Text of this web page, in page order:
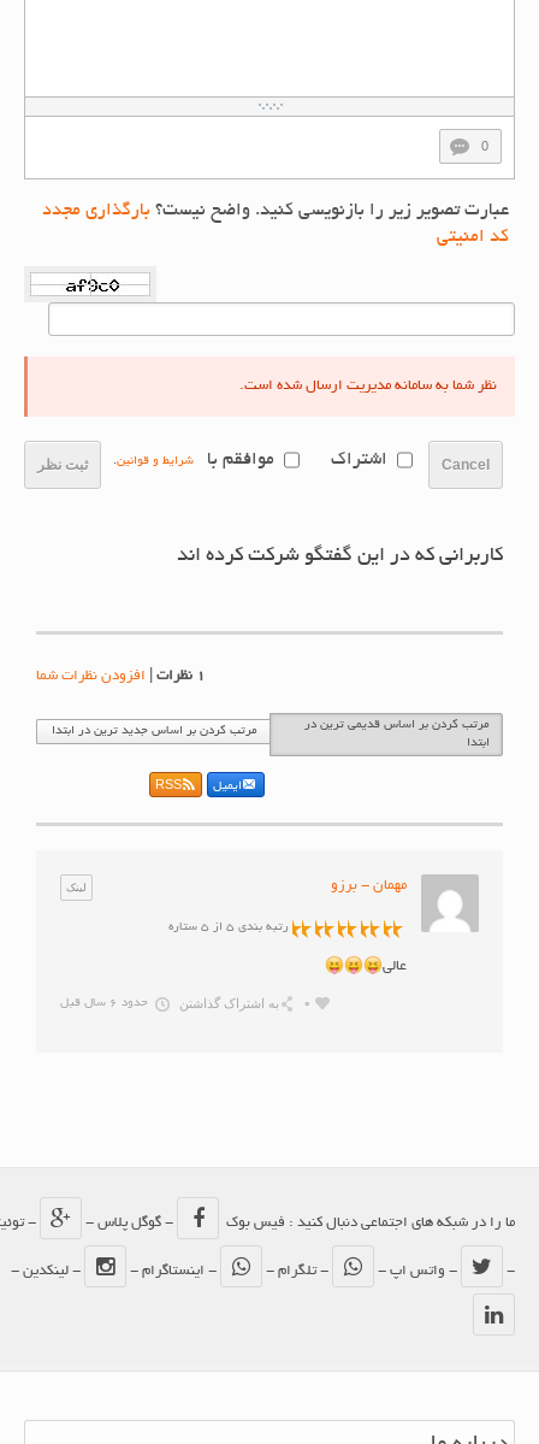
عبارت تصویر زیر را بازنویسی کنید. واضح نیست؟بارگذاری مجدد
کد امنیتی
نظر شما به سامانه مدیریت ارسال شده است.
ثبت نظر Cancel اشتراک موافقم با شرایط و قوانین.
کاربرانی که در این گفتگو شرکت کرده اند
نظرات |افزودن نظرات شما
مرتب کردن بر اساس قدیمی ترین در
مرتب کردن بر اساس جدید ترین در ابتدا
ایمیل RSS
مهمان - برزو
رتبه بندی 5 از 5 ستاره
عالی
حدود 6 سال قبل 0 به اشتراک گذاشتن
ما را در شبکه های اجتماعی دنبال کنید : فیس بوک - گوگل پلاس - - توئیتر
- واتس اپ - - تلگرام - - اینستاگرام - - لینکدین -